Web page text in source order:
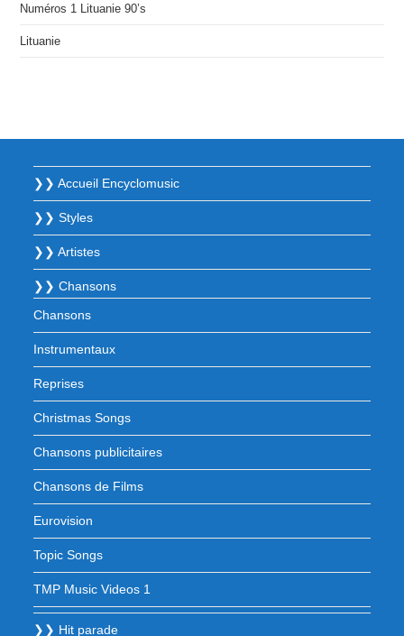
Numéros 1 Lituanie 90’s
Lituanie
❯❯ Accueil Encyclomusic
❯❯ Styles
❯❯ Artistes
❯❯ Chansons
Chansons
Instrumentaux
Reprises
Christmas Songs
Chansons publicitaires
Chansons de Films
Eurovision
Topic Songs
TMP Music Videos 1
❯❯ Hit parade